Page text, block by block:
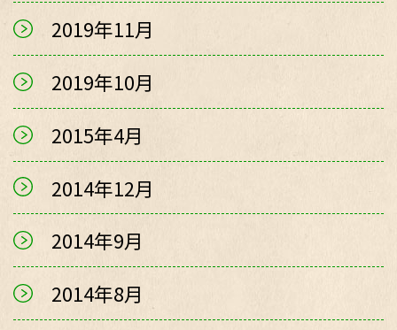
2019年11月
2019年10月
2015年4月
2014年12月
2014年9月
2014年8月